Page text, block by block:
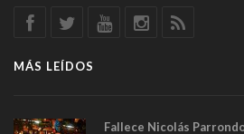
MÁS LEÍDOS
Fallece Nicolás